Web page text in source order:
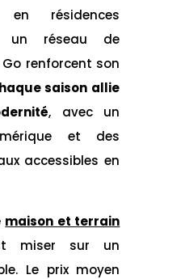
résidences
un réseau de
renforcent son
saison allie
, avec un
et des
accessibles en
maison et terrain
miser sur un
Le prix moyen